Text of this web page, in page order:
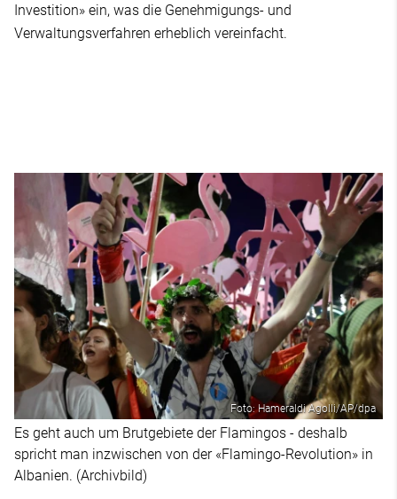
Investition» ein, was die Genehmigungs- und
Verwaltungsverfahren erheblich vereinfacht.
Foto: Hameraldi Agolli/AP/dpa
Es geht auch um Brutgebiete der Flamingos - deshalb
spricht man inzwischen von der «Flamingo-Revolution» in
Albanien. (Archivbild)